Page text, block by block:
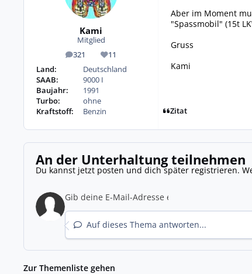
Kami
Mitglied
321
Beiträge 11
Reputation
Land:
Deutschland
SAAB:
9000 I
Baujahr:
1991
Turbo:
ohne
Kraftstoff:
Benzin
Aber im Moment
"Spassmobil" (15t
Gruss
Kami
Zitat
An der Unterhaltung teilnehmen
Du kannst jetzt posten und dich später registrieren.
Auf dieses Thema antworten...
Zur Themenliste gehen